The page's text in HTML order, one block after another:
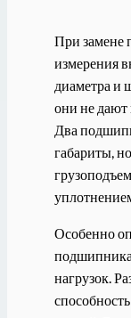
При замене
измерения
диаметра и
они не дают
Два
габариты,
Особенно
нагрузок.